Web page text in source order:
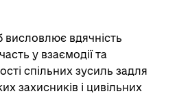
вдячність
у взаємодії та
спільних зусиль задля
захисників і цивільних